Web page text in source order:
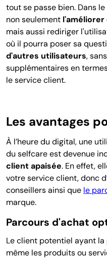
tout se passe bien. Dans
non seulement l'améliorer
mais aussi rediriger
où il pourra poser sa
d'autres utilisateurs,
supplémentaires en
le service client.
Les avantages
À l’heure du digital, une
du selfcare est devenue
client apaisée. En effet,
votre service client, donc
conseillers ainsi que le
marque.
Parcours d'achat
Le client potentiel ayant
même les produits ou